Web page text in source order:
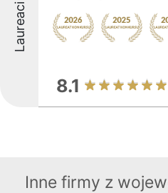
Laureaci
8.1
Inne firmy z